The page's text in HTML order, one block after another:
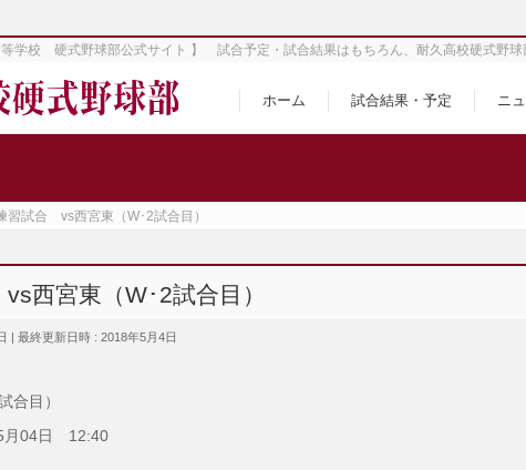
等学校 硬式野球部公式サイト 】 試合予定・試合結果はもちろん、耐久高校硬式野球
ホーム 試合結果・予定 ニ
習試合 vs西宮東（W･2試合目）
西宮東（W･2試合目）
最終更新日時 : 2018年5月4日
合目）
月04日 12:40